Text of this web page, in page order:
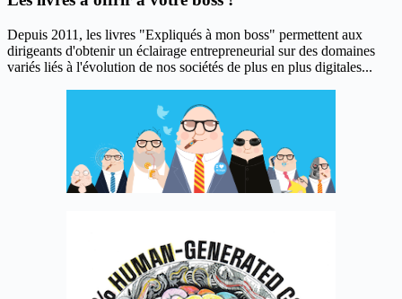
Depuis 2011, les livres "Expliqués à mon boss" permettent aux
dirigeants d'obtenir un éclairage entrepreneurial sur des domaines
variés liés à l'évolution de nos sociétés de plus en plus digitales...